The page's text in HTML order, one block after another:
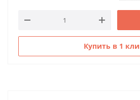
Купить в 1